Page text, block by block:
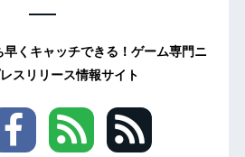
くキャッチできる！ゲーム専門ニ
スリリース情報サイト